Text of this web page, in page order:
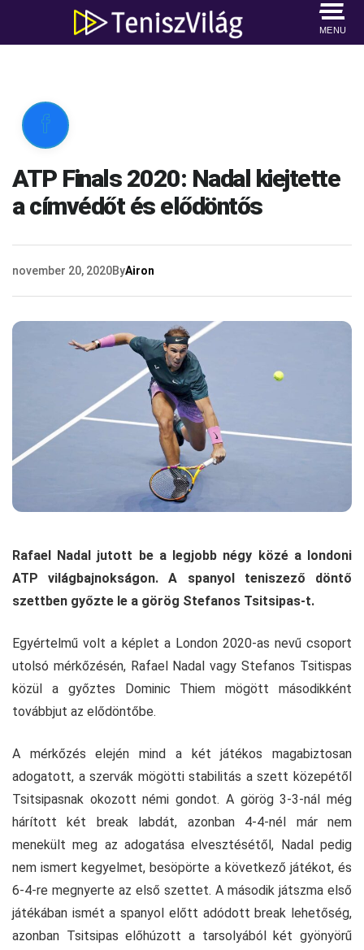
MENU

ATP Finals 2020: Nadal kiejtette
a címvédőt és elődöntős
november 20, 2020ByAiron
Rafael Nadal jutott be a legjobb négy közé a londoni
ATP világbajnokságon. A spanyol teniszező döntő
szettben győzte le a görög Stefanos Tsitsipas-t.
Egyértelmű volt a képlet a London 2020-as nevű csoport
utolsó mérkőzésén, Rafael Nadal vagy Stefanos Tsitispas
közül a győztes Dominic Thiem mögött másodikként
továbbjut az elődöntőbe.
A mérkőzés elején mind a két játékos magabiztosan
adogatott, a szervák mögötti stabilitás a szett közepétől
Tsitsipasnak okozott némi gondot. A görög 3-3-nál még
hárított két break labdát, azonban 4-4-nél már nem
menekült meg az adogatása elvesztésétől, Nadal pedig
nem ismert kegyelmet, besöpörte a következő játékot, és
6-4-re megnyerte az első szettet. A második játszma első
játékában ismét a spanyol előtt adódott break lehetőség,
azonban Tsitsipas előhúzott a tarsolyából két gyönyörű